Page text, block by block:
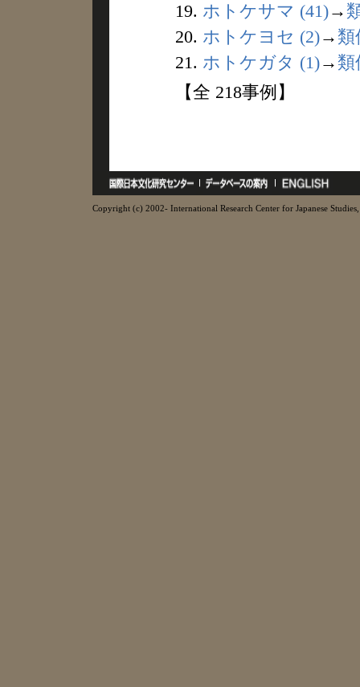
19. ホトケサマ (41)→
20. ホトケヨセ (2)→ 類
21. ホトケガタ (1)→ 類
【全 218事例】
Copyright (c) 2002- International Research Center for Japanese